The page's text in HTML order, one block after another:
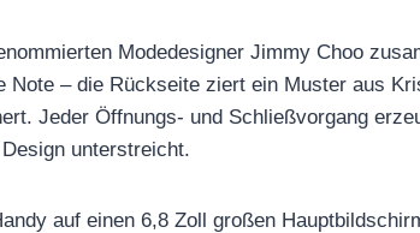
Modedesigner Jimmy Choo
Note – die Rückseite ziert ein Muster aus
Jeder Öffnungs- und Schließvorgang
unterstreicht.
auf einen 6,8 Zoll großen